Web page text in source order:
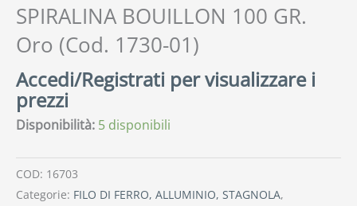
SPIRALINA BOUILLON 100 GR.
Oro (Cod. 1730-01)
Accedi/Registrati per visualizzare i
prezzi
Disponibilità: 5 disponibili
COD: 16703
Categorie: FILO DI FERRO, ALLUMINIO, STAGNOLA,